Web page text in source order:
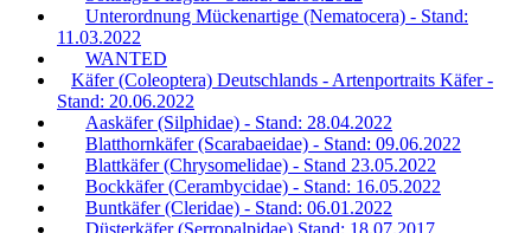
Unterordnung Mückenartige (Nematocera) - Stand:
11.03.2022
WANTED
Käfer (Coleoptera) Deutschlands - Artenportraits Käfer -
Stand: 20.06.2022
Aaskäfer (Silphidae) - Stand: 28.04.2022
Blatthornkäfer (Scarabaeidae) - Stand: 09.06.2022
Blattkäfer (Chrysomelidae) - Stand 23.05.2022
Bockkäfer (Cerambycidae) - Stand: 16.05.2022
Buntkäfer (Cleridae) - Stand: 06.01.2022
Düsterkäfer (Serropalpidae) Stand: 18.07.2017